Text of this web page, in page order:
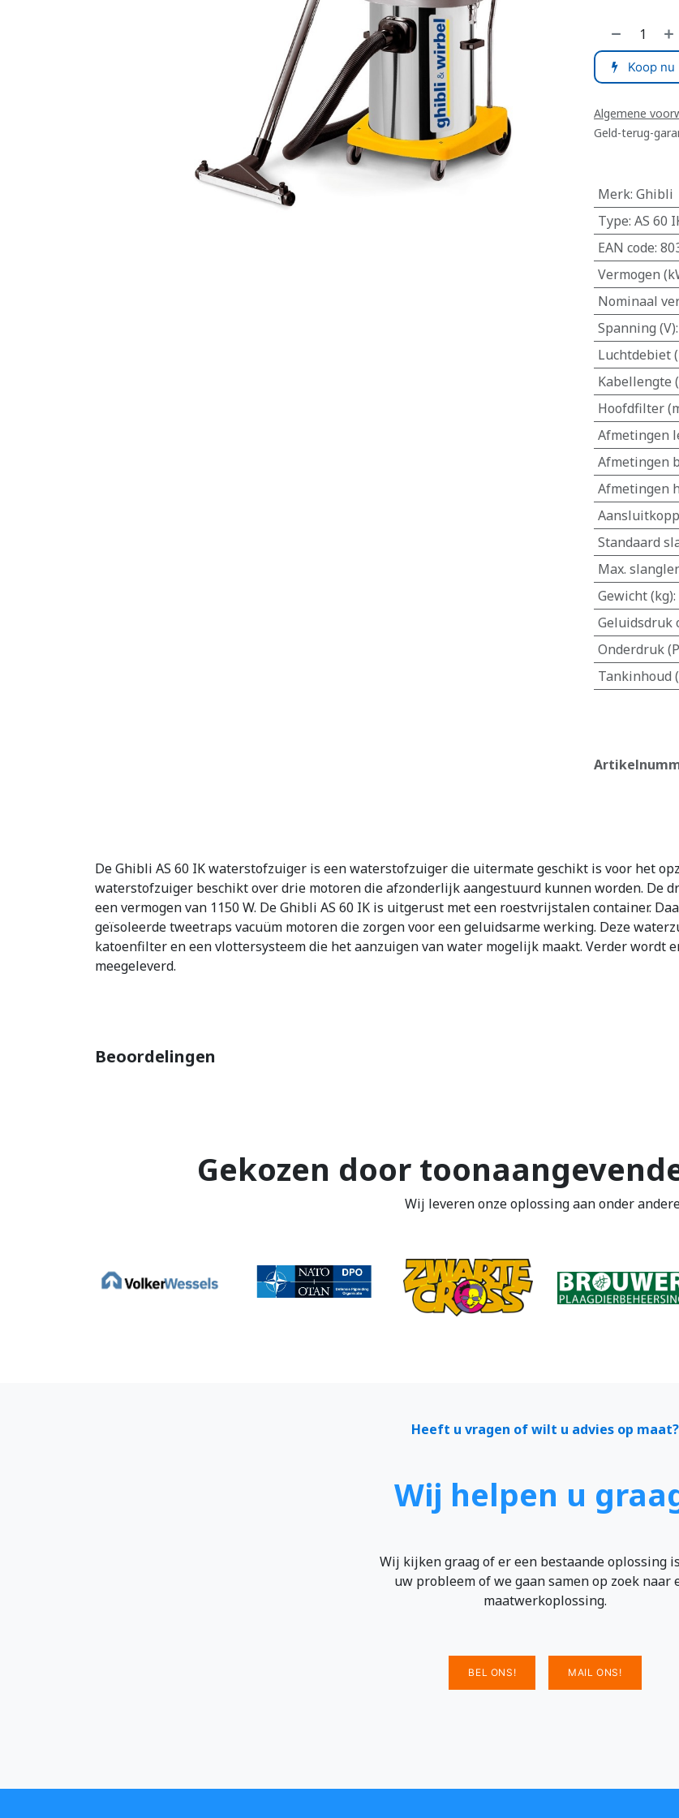
Koop nu
Algemene
Geld-terug-
Merk: Ghibli
Type: AS 60
EAN code:
Vermogen
Nominaal
Spanning (V):
Luchtdebiet
Kabellengte
Hoofdfilter
Afmetingen
Afmetingen
Afmetingen
Standaard
Max.
Gewicht (kg):
Geluidsdruk
Onderdruk
Tankinhoud
De Ghibli AS 60 IK waterstofzuiger is een waterstofzuiger die uitermate geschikt is voor het
waterstofzuiger beschikt over drie motoren die afzonderlijk aangestuurd kunnen worden. De
een vermogen van 1150 W. De Ghibli AS 60 IK is uitgerust met een roestvrijstalen container.
geïsoleerde tweetraps vacuüm motoren die zorgen voor een geluidsarme werking. Deze
katoenfilter en een vlottersysteem die het aanzuigen van water mogelijk maakt. Verder wordt
meegeleverd.
Beoordelingen
Gekozen door
Wij leveren onze oplossing aan onder
Heeft u vragen of wilt u advies op maat?
Wij helpen u
Wij kijken graag of er een bestaande oplossing
uw probleem of we gaan samen op zoek naar
maatwerkoplossing.
BEL ONS! MAIL ONS!